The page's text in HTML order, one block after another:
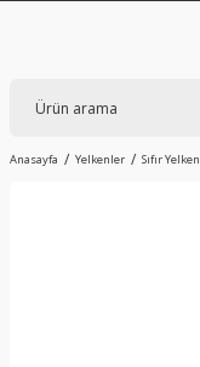
Anasayfa Yelkenler Sıfır Yelken